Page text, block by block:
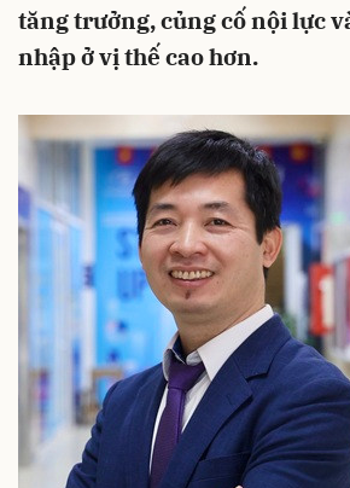
tăng trưởng, củng cố nội lực
nhập ở vị thế cao hơn.